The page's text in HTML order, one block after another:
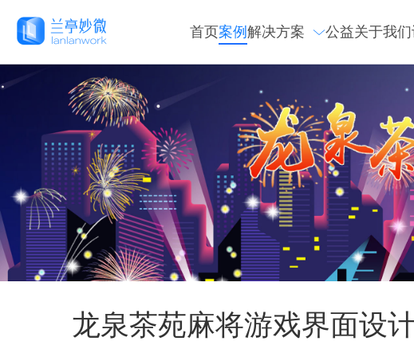
首页案例 解决方案 公益关于我们
龙泉茶苑麻将游戏界面设